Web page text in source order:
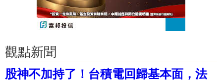
觀點新聞
股神不加持了！台積電回歸基本面，法